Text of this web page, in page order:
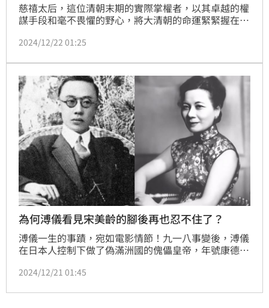
慈禧太后，這位清朝末期的實際掌權者，以其卓越的權
謀手段和毫不畏懼的野心，將大清朝的命運緊緊握在手
人知的一面。（記者唐家興）
2024/12/22 01:25
為何溥儀看見宋美齡的腳後再也忍不住了？
溥儀一生的事蹟，宛如電影情節！九一八事變後，溥儀
在日本人控制下做了偽滿洲國的傀儡皇帝，年號康德，
國人，誰都不願投靠日寇，溥儀之所以會做這樣的決
擊，令他復辟、復仇的思想達到了一個新的顛峰，尤其
2024/12/21 01:45